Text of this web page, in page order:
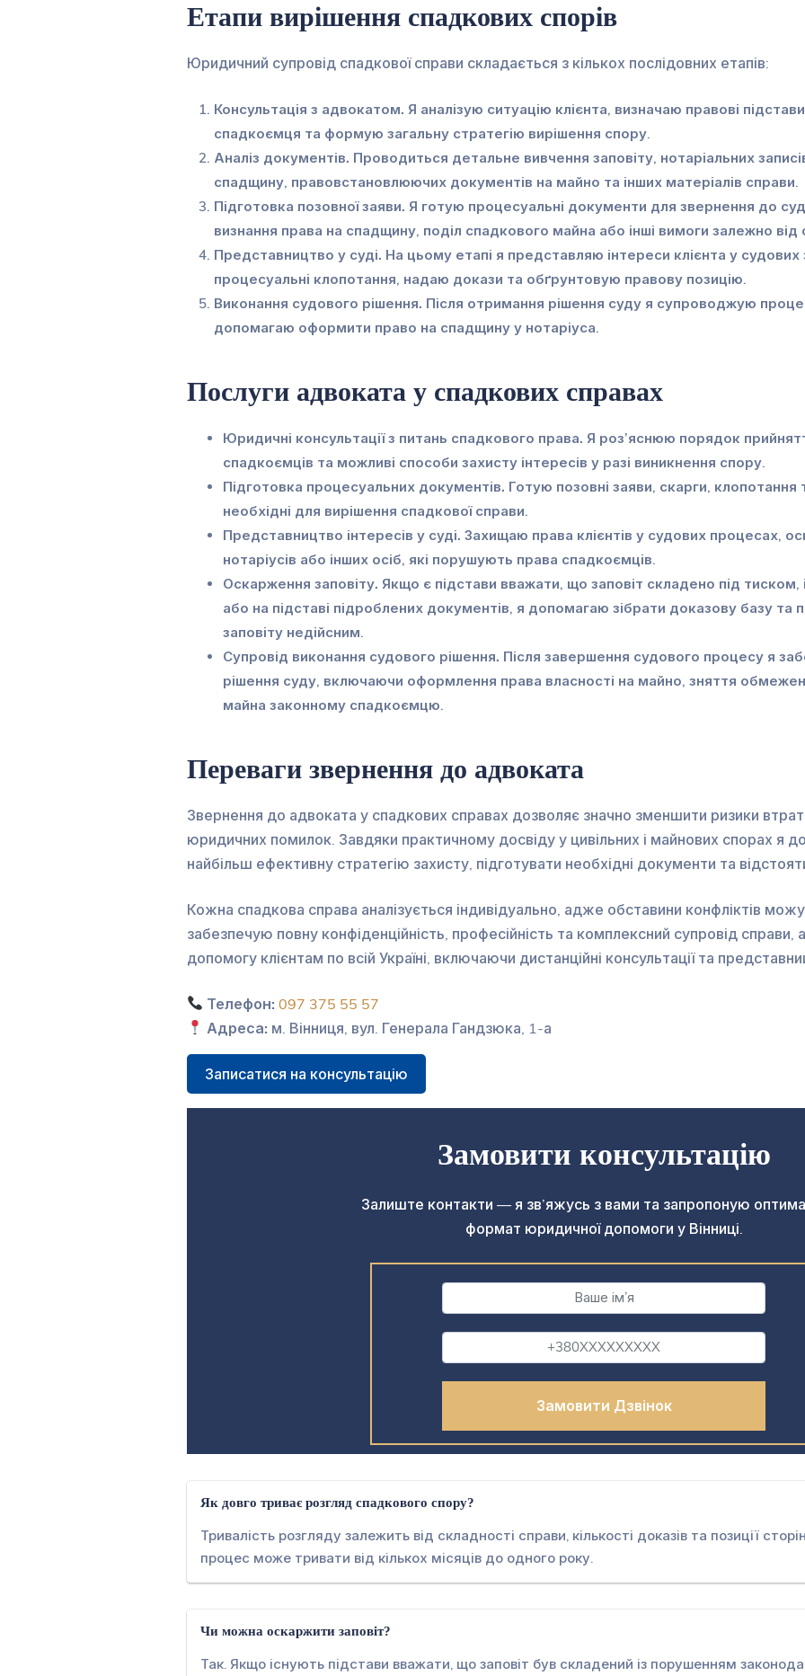
Етапи вирішення спадкових спорів
Юридичний супровід спадкової справи складається з кількох послідовних етапів:
Консультація з адвокатом. Я аналізую ситуацію клієнта, визначаю правові
спадкоємця та формую загальну стратегію вирішення спору.
Аналіз документів. Проводиться детальне вивчення заповіту, нотаріальних
спадщину, правовстановлюючих документів на майно та інших матеріалів справи.
Підготовка позовної заяви. Я готую процесуальні документи для звернення до
визнання права на спадщину, поділ спадкового майна або інші вимоги залежно від
Представництво у суді. На цьому етапі я представляю інтереси клієнта у
процесуальні клопотання, надаю докази та обґрунтовую правову позицію.
Виконання судового рішення. Після отримання рішення суду я супроводжую
допомагаю оформити право на спадщину у нотаріуса.
Послуги адвоката у спадкових справах
Юридичні консультації з питань спадкового права. Я роз’яснюю порядок
спадкоємців та можливі способи захисту інтересів у разі виникнення спору.
Підготовка процесуальних документів. Готую позовні заяви, скарги,
необхідні для вирішення спадкової справи.
Представництво інтересів у суді. Захищаю права клієнтів у судових процесах,
нотаріусів або інших осіб, які порушують права спадкоємців.
Оскарження заповіту. Якщо є підстави вважати, що заповіт складено під
або на підставі підроблених документів, я допомагаю зібрати доказову базу та
заповіту недійсним.
Супровід виконання судового рішення. Після завершення судового процесу я
рішення суду, включаючи оформлення права власності на майно, зняття
майна законному спадкоємцю.
Переваги звернення до адвоката
Звернення до адвоката у спадкових справах дозволяє значно зменшити ризики
юридичних помилок. Завдяки практичному досвіду у цивільних і майнових спорах я
найбільш ефективну стратегію захисту, підготувати необхідні документи та
Кожна спадкова справа аналізується індивідуально, адже обставини конфліктів
забезпечую повну конфіденційність, професійність та комплексний супровід
допомогу клієнтам по всій Україні, включаючи дистанційні консультації та
Телефон: 097 375 55 57
Адреса: м. Вінниця, вул. Генерала Гандзюка, 1-а
Записатися на консультацію
Замовити консультацію
Залиште контакти — я зв’яжусь з вами та запропоную
формат юридичної допомоги у Вінниці.
Як довго триває розгляд спадкового спору?
Тривалість розгляду залежить від складності справи, кількості доказів та позиції
процес може тривати від кількох місяців до одного року.
Чи можна оскаржити заповіт?
Так. Якщо існують підстави вважати, що заповіт був складений із порушенням